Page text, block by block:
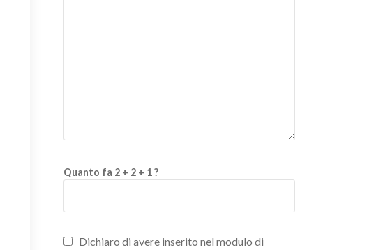
Quanto fa 2 + 2 + 1 ?
Dichiaro di avere inserito nel modulo di